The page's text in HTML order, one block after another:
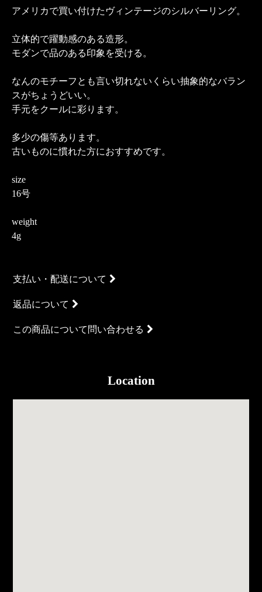
アメリカで買い付けたヴィンテージのシルバーリング。
立体的で躍動感のある造形。
モダンで品のある印象を受ける。
なんのモチーフとも言い切れないくらい抽象的なバラン
スがちょうどいい。
手元をクールに彩ります。
多少の傷等あります。
古いものに慣れた方におすすめです。
size
16号
weight
4g
支払い・配送について
返品について
この商品について問い合わせる
Location